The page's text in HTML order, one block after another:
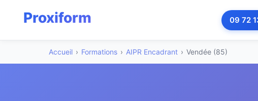
09 72
Accueil › Formations › AIPR Encadrant › Vendée (85)